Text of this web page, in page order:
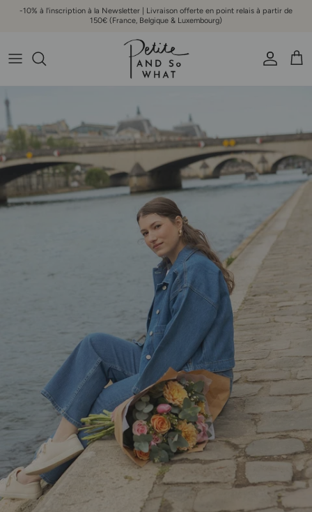
Aller au contenu
-10% à l'inscription à la Newsletter | Livraison offerte en point relais à partir de
150€ (France, Belgique & Luxembourg)
Compte